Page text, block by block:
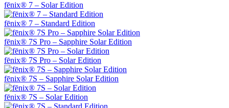
fēnix® 7 – Solar Edition
fēnix® 7 – Standard Edition
fēnix® 7S Pro – Sapphire Solar Edition
fēnix® 7S Pro – Solar Edition
fēnix® 7S – Sapphire Solar Edition
fēnix® 7S – Solar Edition